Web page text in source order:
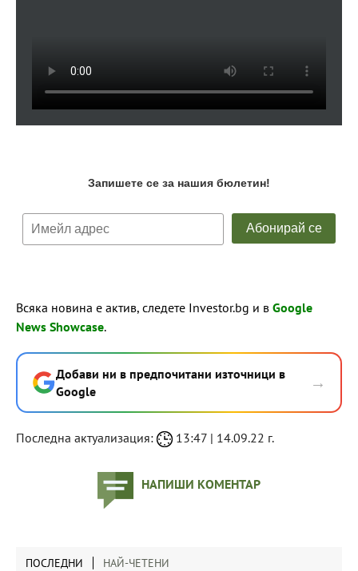
Всяка новина е актив, следете Investor.bg и в Google
News Showcase.
Добави ни в предпочитани източници в
Google
→
Последна актуализация: 13:47 | 14.09.22 г.
НАПИШИ КОМЕНТАР
ПОСЛЕДНИ НАЙ-ЧЕТЕНИ